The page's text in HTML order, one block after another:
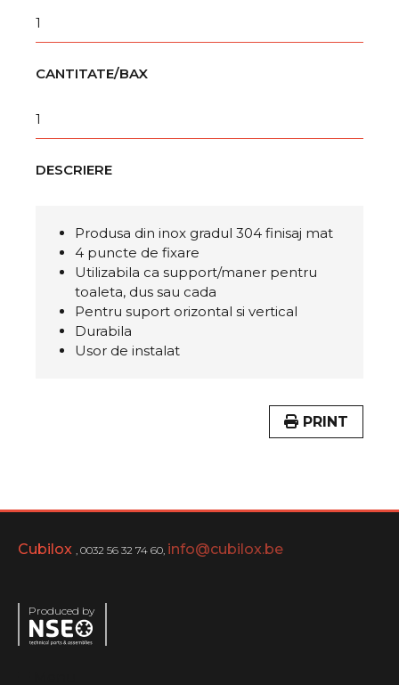
1
CANTITATE/BAX
1
DESCRIERE
Produsa din inox gradul 304 finisaj mat
4 puncte de fixare
Utilizabila ca support/maner pentru
toaleta, dus sau cada
Pentru suport orizontal si vertical
Durabila
Usor de instalat
PRINT
Cubilox , 0032 56 32 74 60, info@cubilox.be
Produced by